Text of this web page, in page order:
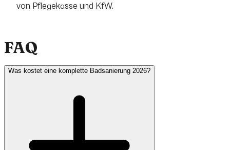
von Pflegekasse und KfW.
FAQ
Was kostet eine komplette Badsanierung 2026?